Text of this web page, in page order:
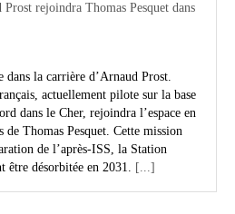
rejoindra Thomas Pesquet dans
dans la carrière d’Arnaud Prost.
actuellement pilote sur la base
dans le Cher, rejoindra l’espace en
de Thomas Pesquet. Cette mission
de l’après-ISS, la Station
être désorbitée en 2031. [...]